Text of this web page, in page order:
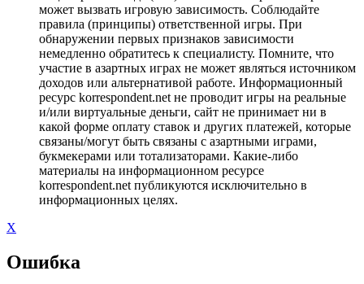
может вызвать игровую зависимость. Соблюдайте
правила (принципы) ответственной игры. При
обнаружении первых признаков зависимости
немедленно обратитесь к специалисту. Помните, что
участие в азартных играх не может являться источником
доходов или альтернативой работе. Информационный
ресурс korrespondent.net не проводит игры на реальные
и/или виртуальные деньги, сайт не принимает ни в
какой форме оплату ставок и других платежей, которые
связаны/могут быть связаны с азартными играми,
букмекерами или тотализаторами. Какие-либо
материалы на информационном ресурсе
korrespondent.net публикуются исключительно в
информационных целях.
X
Ошибка